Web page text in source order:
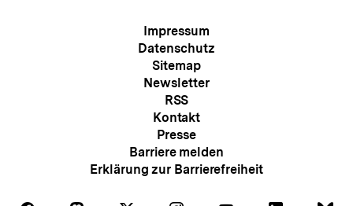
Meta-
Navigation
Impressum
Datenschutz
Sitemap
Newsletter
RSS
Kontakt
Presse
Barriere melden
Erklärung zur Barrierefreiheit